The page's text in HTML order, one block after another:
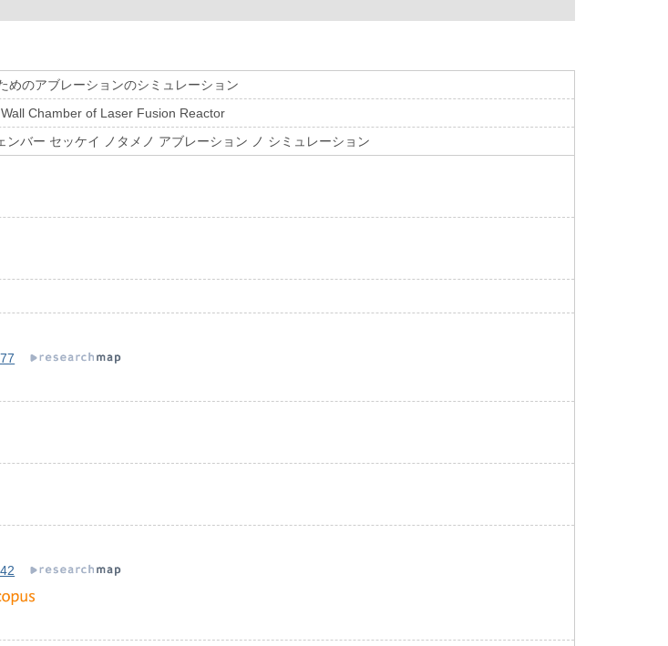
めのアブレーションのシミュレーション
Chamber of Laser Fusion Reactor
バー セッケイ ノタメノ アブレーション ノ シミュレーション